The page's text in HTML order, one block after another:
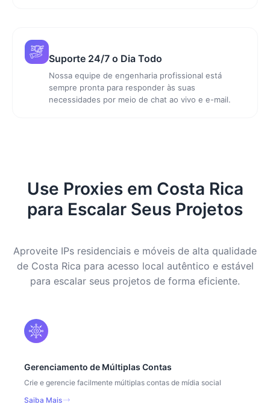
Suporte 24/7 o Dia Todo
Nossa equipe de engenharia profissional está
sempre pronta para responder às suas
necessidades por meio de chat ao vivo e e-mail.
Use Proxies em Costa Rica
para Escalar Seus Projetos
Aproveite IPs residenciais e móveis de alta qualidade
de Costa Rica para acesso local autêntico e estável
para escalar seus projetos de forma eficiente.
Gerenciamento de Múltiplas Contas
Crie e gerencie facilmente múltiplas contas de mídia social
Saiba Mais